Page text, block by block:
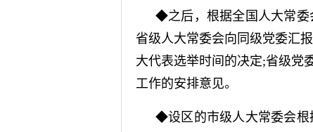
◆之后，根据全国人大常委
省级人大常委会向同级党委汇
大代表选举时间的决定;省级党
工作的安排意见。
◆设区的市级人大常委会根